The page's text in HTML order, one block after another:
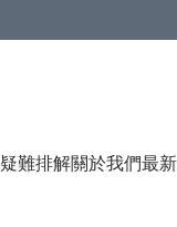
疑難排解關於我們最